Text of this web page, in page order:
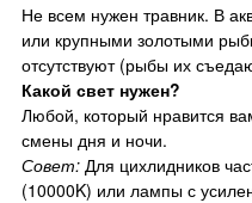
Не всем нужен травник. В
или крупными золотыми
отсутствуют (рыбы их
Какой свет нужен?
Любой, который нравится
смены дня и ночи.
Совет: Для цихлидников
(10000K) или лампы с